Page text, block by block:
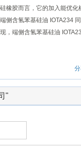
橡胶而言，它的加入能优
侧含氢苯基硅油 IOTA234
，端侧含氢苯基硅油
"